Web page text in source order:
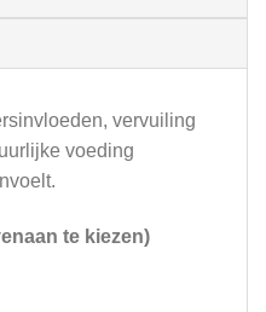
vervuiling
voeding
te kiezen)